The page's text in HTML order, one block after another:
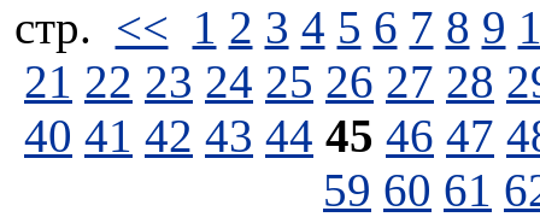
стp. << 1 2 3 4 5 6 7 8 9
21 22 23 24 25 26 27 28
40 41 42 43 44 45 46 47
59 60 61